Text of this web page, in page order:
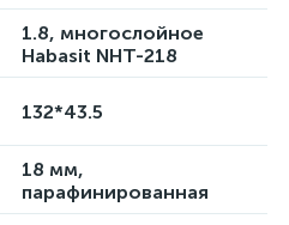
1.8, многослойное
Habasit NНT-218
132*43.5
18 мм,
парафинированная